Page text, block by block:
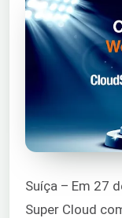
Suíça – Em 27
Super Cloud